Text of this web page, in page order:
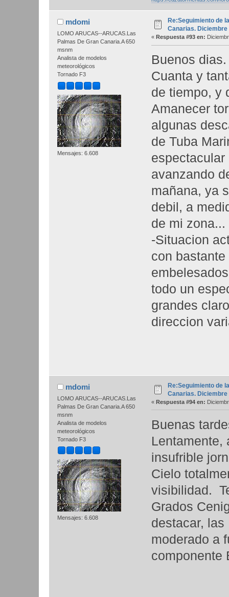
mdomi
LOMO ARUCAS--ARUCAS.Las
Palmas De Gran Canaria.A 650
msnm
Analista de modelos
meteorológicos
Tornado F3
Mensajes: 6.608
Re:Seguimiento de
Canarias. Diciembre
« Respuesta #93 en:
Buenos dias.
Cuanta y
de tiempo, y
Amanecer
algunas
de Tuba
avanzando
mañana, ya
debil, a
de mi zona...
-Situacion
con
todo un
grandes
direccion
mdomi
LOMO ARUCAS--ARUCAS.Las
Palmas De Gran Canaria.A 650
msnm
Analista de modelos
meteorológicos
Tornado F3
Mensajes: 6.608
Re:Seguimiento de
Canarias. Diciembre
« Respuesta #94 en:
Buenas
Lentamente,
insufrible
Cielo
visibilidad.
Grados
destacar,
moderado a
componente